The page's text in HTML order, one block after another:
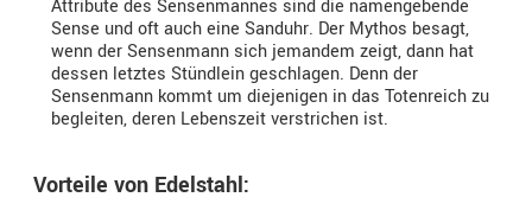
Attribute des Sensenmannes sind die namengebende
Sense und oft auch eine Sanduhr. Der Mythos besagt,
wenn der Sensenmann sich jemandem zeigt, dann hat
dessen letztes Stündlein geschlagen. Denn der
Sensenmann kommt um diejenigen in das Totenreich zu
begleiten, deren Lebenszeit verstrichen ist.
Vorteile von Edelstahl: